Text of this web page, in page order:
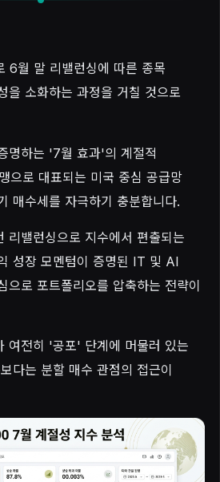
6월 말 리밸런싱에 따른 종목
을 소화하는 과정을 거칠 것으로
명하는 '7월 효과'의 계절적
으로 대표되는 미국 중심 공급망
매수세를 자극하기 충분합니다.
리밸런싱으로 지수에서 편출되는
성장 모멘텀이 증명된 IT 및 AI
으로 포트폴리오를 압축하는 전략이
여전히 '공포' 단계에 머물러 있는
다는 분할 매수 관점의 접근이